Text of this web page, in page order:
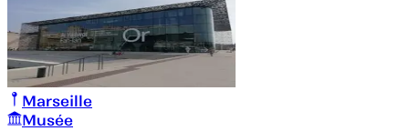
Marseille
Musée